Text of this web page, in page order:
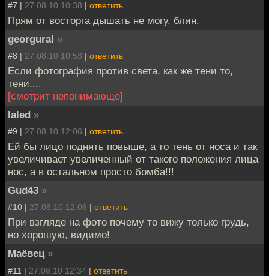
#7 | 27.08.10 10:38 | ответить
Прям от восторга дышать не могу, блин.
georgural »
#8 | 27.08.10 10:53 | ответить
Если фотография против света, как же тени то,
тени....
[смотрит непонимающе]
laled »
#9 | 27.08.10 12:06 | ответить
Ей бы лицо поднять повыше, а то тень от носа и так
увеличивает увеличенный от такого положения лица
нос, а в остальном просто бомба!!!
Gud43 »
#10 | 27.08.10 12:06 | ответить
При взгляде на фото почему то вижу только грудь,
но хорошую, видимо!
Маёвец »
#11 | 27.08.10 12:34 | ответить